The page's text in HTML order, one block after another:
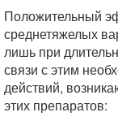
Положительный
среднетяжелых
лишь при
связи с этим
действий,
этих препаратов: